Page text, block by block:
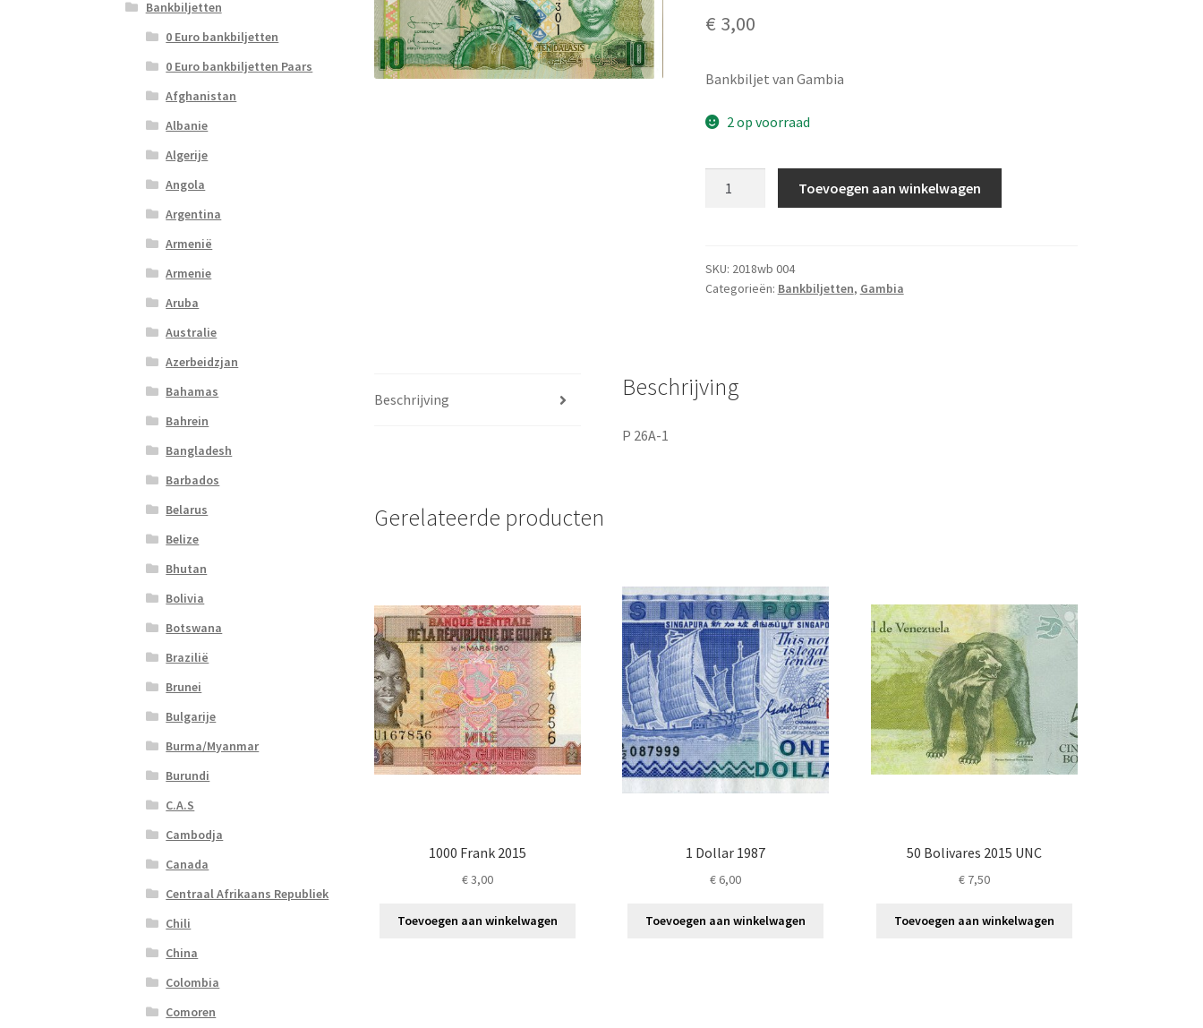
€ 3,00
Bankbiljet van Gambia
2 op voorraad
Toevoegen aan winkelwagen
SKU: 2018wb 004
Categorieën: Bankbiljetten, Gambia
Beschrijving Beschrijving
P 26A-1
Gerelateerde producten
1000 Frank 2015
€3,00
Toevoegen aan winkelwagen
1 Dollar 1987
€ 6,00
Toevoegen aan winkelwagen
50 Bolivares 2015 UNC
€7,50
Toevoegen aan winkelwagen
Bankbiljetten
0 Euro bankbiljetten
0 Euro bankbiljetten Paars
Afghanistan
Albanie
Algerije
Angola
Argentina
Armenië
Armenie
Aruba
Australie
Azerbeidzjan
Bahamas
Bahrein
Bangladesh
Barbados
Belarus
Belize
Bhutan
Bolivia
Botswana
Brazilië
Brunei
Bulgarije
Burma/Myanmar
Burundi
C.A.S
Cambodja
Canada
Centraal Afrikaans Republiek
Chili
China
Colombia
Comoren